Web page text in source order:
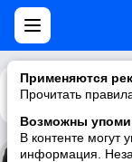
Применяются
Прочитать
Возможны
В контенте могут
информация.
Каталог